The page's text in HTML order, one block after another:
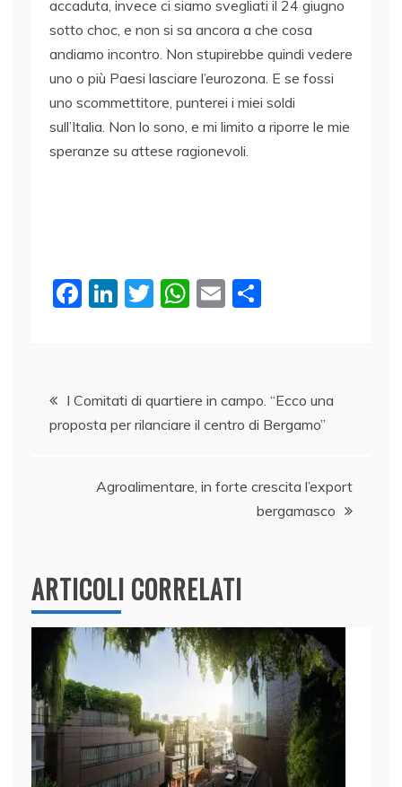
accaduta, invece ci siamo svegliati il 24 giugno
sotto choc, e non si sa ancora a che cosa
andiamo incontro. Non stupirebbe quindi vedere
uno o più Paesi lasciare l’eurozona. E se fossi
uno scommettitore, punterei i miei soldi
sull’Italia. Non lo sono, e mi limito a riporre le mie
speranze su attese ragionevoli.
F
b
o
Li
dI
n
T
W
A
p
E
vi
di
Navigazione
articoli
I Comitati di quartiere in campo. “Ecco una
proposta per rilanciare il centro di Bergamo”
Agroalimentare, in forte crescita l’export
bergamasco
ARTICOLI CORRELATI